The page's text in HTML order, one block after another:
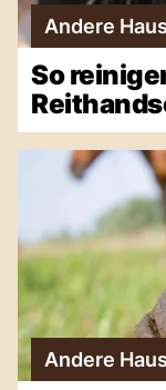
Andere
So
Andere